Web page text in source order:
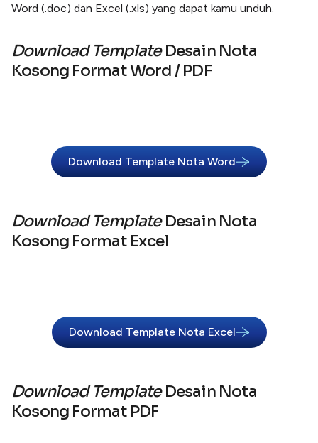
Word (.doc) dan Excel (.xls) yang dapat kamu unduh.
Download TemplateDesain Nota
Kosong Format Word/ PDF
Download Template Nota Word
Download TemplateDesain Nota
Kosong Format Excel
Download Template Nota Excel
Download TemplateDesain Nota
Kosong Format PDF